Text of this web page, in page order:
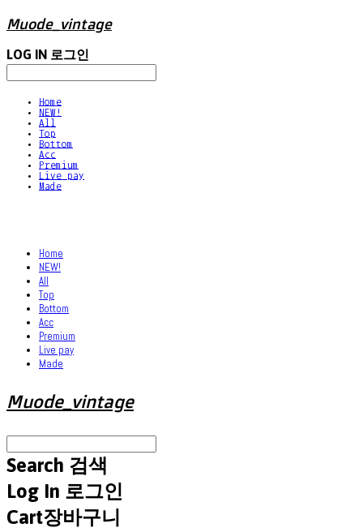
Muode_vintage
LOG IN 로그인
Home
NEW!
All
Top
Bottom
Acc
Premium
Live pay
Made
Home
NEW!
All
Top
Bottom
Acc
Premium
Live pay
Made
Muode_vintage
Search 검색
Log In 로그인
Cart장바구니